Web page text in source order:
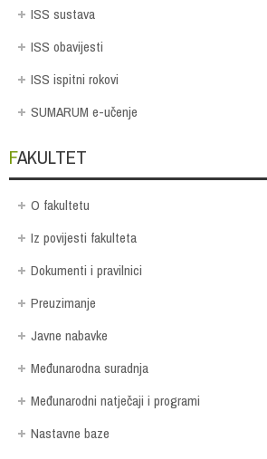
ISS sustava
ISS obavijesti
ISS ispitni rokovi
SUMARUM e-učenje
FAKULTET
O fakultetu
Iz povijesti fakulteta
Dokumenti i pravilnici
Preuzimanje
Javne nabavke
Međunarodna suradnja
Međunarodni natječaji i programi
Nastavne baze